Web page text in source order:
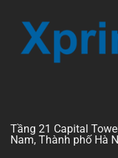
Tầng 21 Capital
Nam, Thành phố Hà